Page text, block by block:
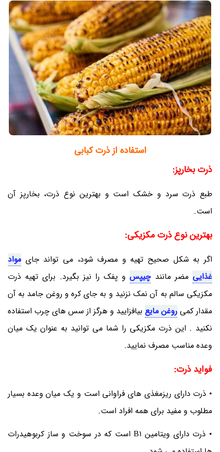
استفاده از ذرت کبابی
ذرت بخارپز:
طبع ذرت سرد و خشک است و بهترین نوع ذرت، بخارپز آن
است.
بهترین نوع ذرت مکزیکی:
اگر به شکل صحیح تهیه و مصرف شود، می تواند جای مواد
غذایی مضر مانندچیپسو پفک را نیز بگیرد. برای تهیه ذرت
مکزیکی سالم به آن نمک نزنید و به جای کره و روغن جامد به آن
مقدار کمی روغن مایع بیافزایید و هرگز از سس های چرب استفاده
نکنید . این ذرت مکزیکی را شما می توانید به عنوان یک میان
وعده مناسب مصرف نمایید.
فواید ذرت:
• ذرت دارای ریزمغذی های فراوانی است و یک میان وعده بسیار
مطلوب و مفید برای همه افراد است.
• ذرت دارای ویتامین B١ است که در سوخت و ساز کربوهیدرات